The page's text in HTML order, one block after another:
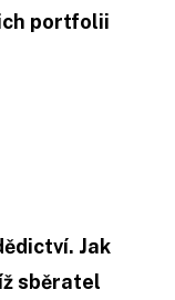
portfolii
Jak
sběratel